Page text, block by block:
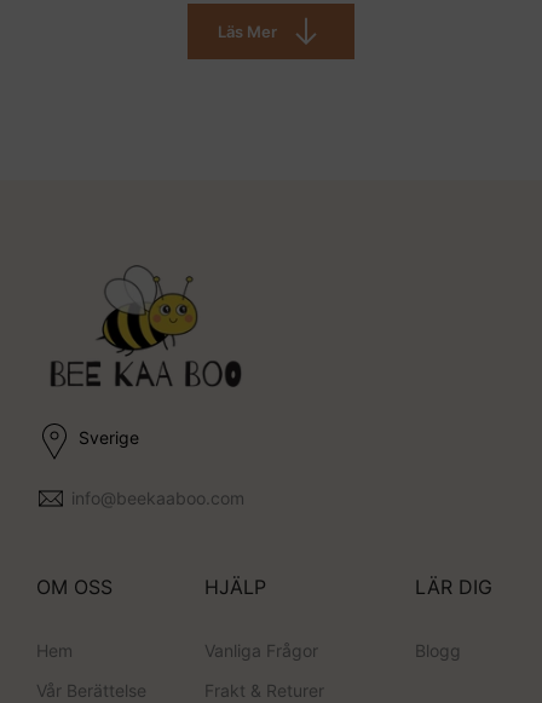
Läs Mer
Sverige
info@beekaaboo.com
OM OSS
Hem
Vår Berättelse
HJÄLP
Vanliga Frågor
Frakt & Returer
LÄR DIG
Blogg